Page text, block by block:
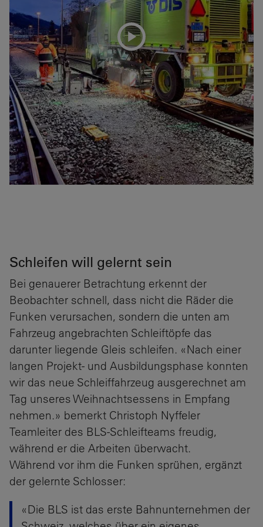
Schleifen will gelernt sein
Bei genauerer Betrachtung erkennt der
Beobachter schnell, dass nicht die Räder die
Funken verursachen, sondern die unten am
Fahrzeug angebrachten Schleiftöpfe das
darunter liegende Gleis schleifen. «Nach einer
langen Projekt- und Ausbildungsphase konnten
wir das neue Schleiffahrzeug ausgerechnet am
Tag unseres Weihnachtsessens in Empfang
nehmen.» bemerkt Christoph Nyffeler
Teamleiter des BLS-Schleifteams freudig,
während er die Arbeiten überwacht.
Während vor ihm die Funken sprühen, ergänzt
der gelernte Schlosser:
«Die BLS ist das erste Bahnunternehmen der